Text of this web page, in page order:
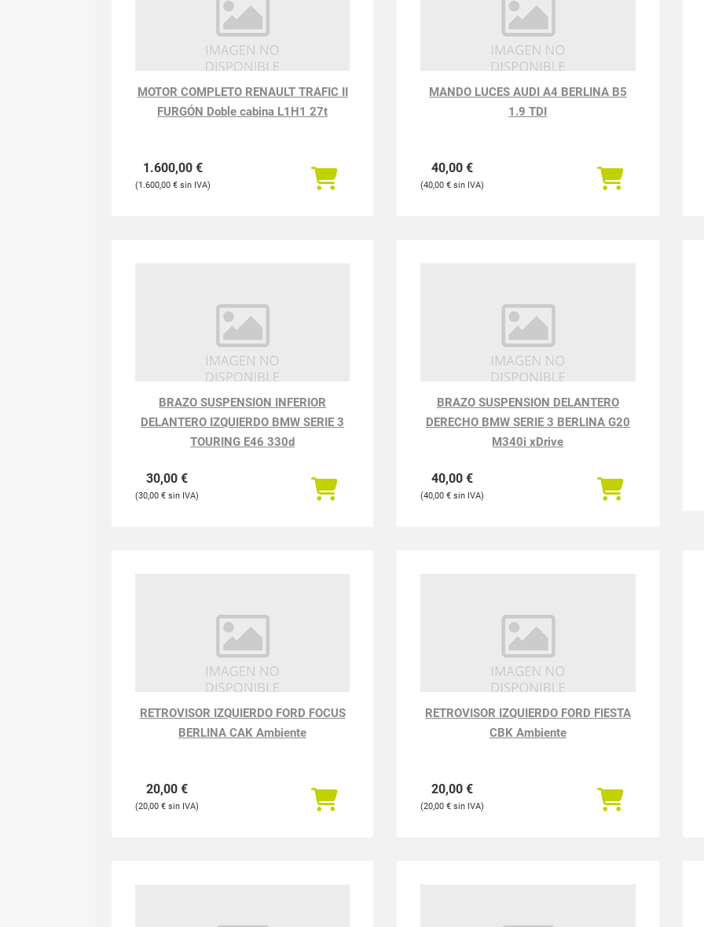
MOTOR COMPLETO RENAULT TRAFIC II
FURGÓN Doble cabina L1H1 27t
1.600,00 €
1.600,00 €
MANDO LUCES AUDI A4 BERLINA B5
1.9 TDI
40,00€
40,00€
BRAZO SUSPENSION INFERIOR
DELANTERO IZQUIERDO BMW SERIE 3
TOURING E46 330d
30,00 €
30,00 €
BRAZO SUSPENSION DELANTERO
DERECHO BMW SERIE 3 BERLINA G20
M340i xDrive
40,00€
40,00€
RETROVISOR IZQUIERDO FORD FOCUS
BERLINA CAK Ambiente
20,00 €
20,00 €
RETROVISOR IZQUIERDO FORD FIESTA
CBK Ambiente
20,00€
20,00€